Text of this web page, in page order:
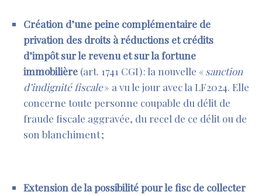
Création d’unepeine complémentaire de
privation des droits à réductions et crédits
d’impôt sur le revenu et sur la fortune
immobilière (art. 1741 CGI) : la nouvelle «sanction
d’indignité fiscale» a vu le jour avec la LF2024. Elle
concerne toute personne coupable du délit de
fraude fiscale aggravée, du recel de ce délit ou de
son blanchiment ;
Extension de la possibilité pour le fisc de collecter